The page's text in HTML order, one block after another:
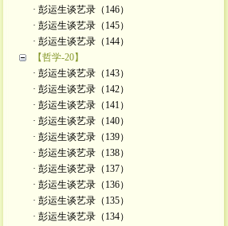
· 彭运生谈艺录（146）
· 彭运生谈艺录（145）
· 彭运生谈艺录（144）
【哲学-20】
· 彭运生谈艺录（143）
· 彭运生谈艺录（142）
· 彭运生谈艺录（141）
· 彭运生谈艺录（140）
· 彭运生谈艺录（139）
· 彭运生谈艺录（138）
· 彭运生谈艺录（137）
· 彭运生谈艺录（136）
· 彭运生谈艺录（135）
· 彭运生谈艺录（134）